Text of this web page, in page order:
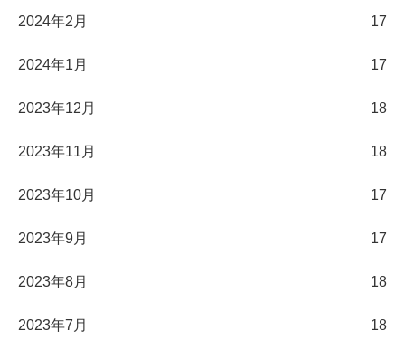
2024年2月 17
2024年1月 17
2023年12月 18
2023年11月 18
2023年10月 17
2023年9月 17
2023年8月 18
2023年7月 18